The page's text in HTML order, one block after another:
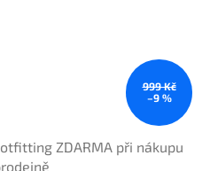
999 Kč
–9 %
ZDARMA při nákupu